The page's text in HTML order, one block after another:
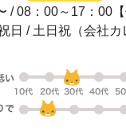
日 / 土日祝（会社カ